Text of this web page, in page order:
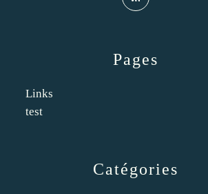
Catégories
Pages
Links
test